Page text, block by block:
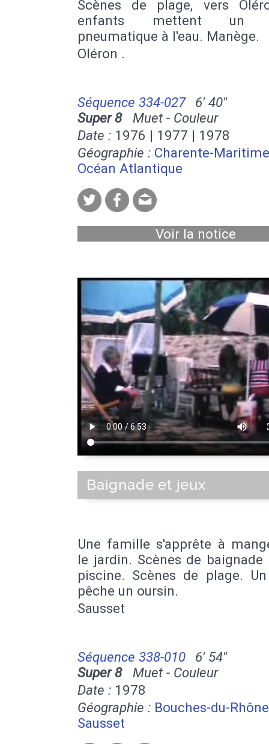
Scènes de plage, vers
enfants mettent un
pneumatique à l'eau. Manège.
Oléron .
Séquence 334-027
6' 40''
Super 8Muet - Couleur
Date : 1976 | 1977 | 1978
Géographie : Charente-
Océan Atlantique
Voir la notice
Baignade et jeux
Une famille s'apprête à
le jardin. Scènes de baignade
piscine. Scènes de plage.
pêche un oursin.
Sausset
Séquence 338-010
6' 54''
Super 8Muet - Couleur
Date : 1978
Géographie : Bouches-du-
Sausset